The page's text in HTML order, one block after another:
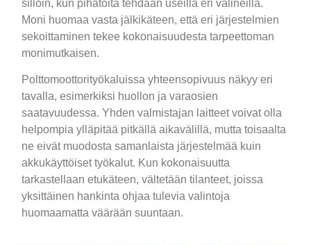
silloin, kun pihatöitä tehdään useilla eri välineillä.
Moni huomaa vasta jälkikäteen, että eri järjestelmien
sekoittaminen tekee kokonaisuudesta tarpeettoman
monimutkaisen.
Polttomoottorityökaluissa yhteensopivuus näkyy eri
tavalla, esimerkiksi huollon ja varaosien
saatavuudessa. Yhden valmistajan laitteet voivat olla
helpompia ylläpitää pitkällä aikavälillä, mutta toisaalta
ne eivät muodosta samanlaista järjestelmää kuin
akkukäyttöiset työkalut. Kun kokonaisuutta
tarkastellaan etukäteen, vältetään tilanteet, joissa
yksittäinen hankinta ohjaa tulevia valintoja
huomaamatta väärään suuntaan.